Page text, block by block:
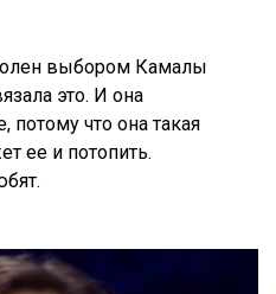
выбором Камалы
это. И она
потому что она такая
ее и потопить.